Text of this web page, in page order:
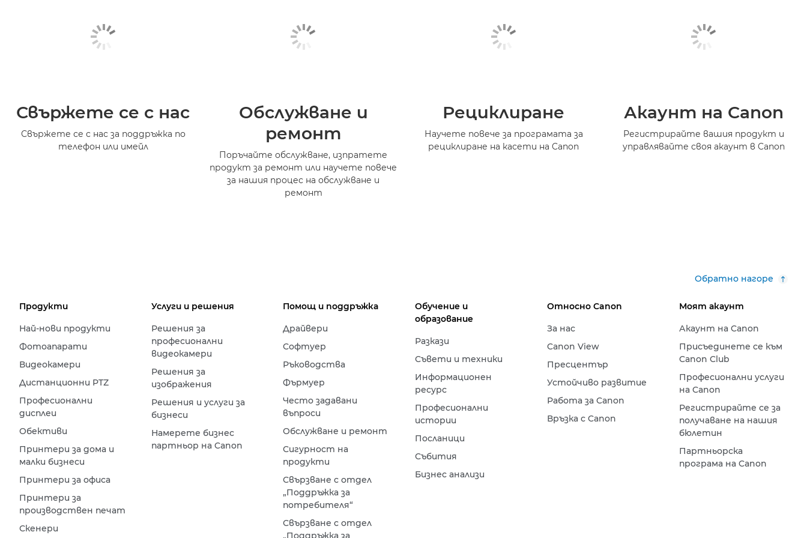
Свържете се с нас
Свържете се с нас за поддръжка по
телефон или имейл
Обслужване и
ремонт
Поръчайте обслужване, изпратете
продукт за ремонт или научете повече
за нашия процес на обслужване и
ремонт
Рециклиране
Научете повече за програмата за
рециклиране на касети на Canon
Акаунт на Canon
Регистрирайте вашия продукт и
управлявайте своя акаунт в Canon
Обратно нагоре
Продукти
Най-нови продукти
Фотоапарати
Видеокамери
Дистанционни PTZ
Професионални
дисплеи
Обективи
Принтери за дома и
малки бизнеси
Принтери за офиса
Принтери за
производствен печат
Скенери
Услуги и решения
Решения за
професионални
видеокамери
Решения за
изображения
Решения и услуги за
бизнеси
Намерете бизнес
партньор на Canon
Помощ и поддръжка
Драйвери
Софтуер
Ръководства
Фърмуер
Често задавани
въпроси
Обслужване и ремонт
Сигурност на
продукти
Свързване с отдел
„Поддръжка за
потребителя“
Свързване с отдел
„Поддръжка за
Обучение и
образование
Разкази
Съвети и техники
Информационен
ресурс
Професионални
истории
Посланици
Събития
Бизнес анализи
Относно Canon
За нас
Canon View
Пресцентър
Устойчиво развитие
Работа за Canon
Връзка с Canon
Моят акаунт
Акаунт на Canon
Присъединете се към
Canon Club
Професионални услуги
на Canon
Регистрирайте се за
получаване на нашия
бюлетин
Партньорска
програма на Canon